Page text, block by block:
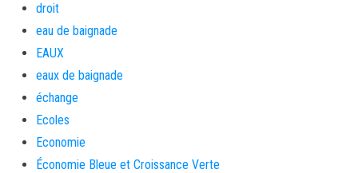
droit
eau de baignade
EAUX
eaux de baignade
échange
Ecoles
Economie
Économie Bleue et Croissance Verte